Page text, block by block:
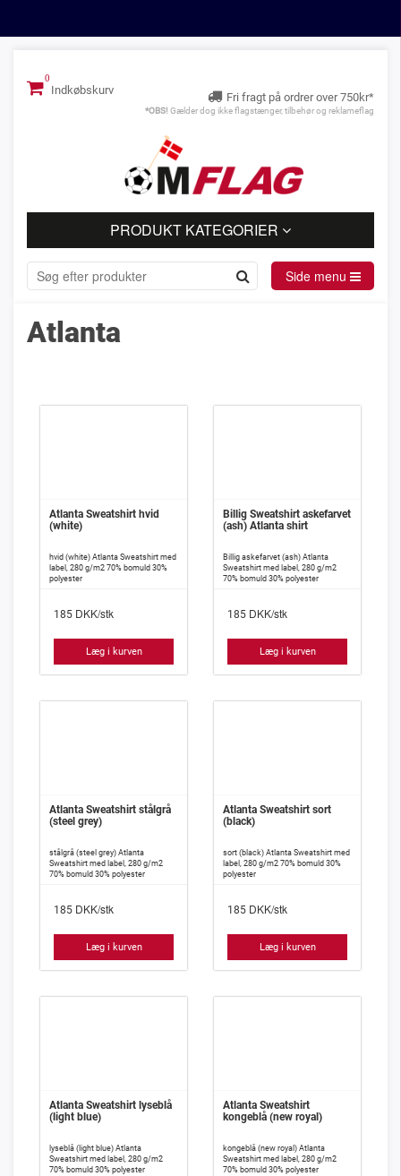
Indkøbskurv
Fri fragt på ordrer over 750kr*
*OBS! Gælder dog ikke flagstænger, tilbehør og reklameflag
PRODUKT KATEGORIER
Side menu
Atlanta
Atlanta Sweatshirt hvid
(white)
hvid (white) Atlanta Sweatshirt med
label, 280 g/m2 70% bomuld 30%
polyester
185 DKK/stk
Læg i kurven
Billig Sweatshirt askefarvet
(ash) Atlanta shirt
Billig askefarvet (ash) Atlanta
Sweatshirt med label, 280 g/m2
70% bomuld 30% polyester
185 DKK/stk
Læg i kurven
Atlanta Sweatshirt stålgrå
(steel grey)
stålgrå (steel grey) Atlanta
Sweatshirt med label, 280 g/m2
70% bomuld 30% polyester
185 DKK/stk
Læg i kurven
Atlanta Sweatshirt sort
(black)
sort (black) Atlanta Sweatshirt med
label, 280 g/m2 70% bomuld 30%
polyester
185 DKK/stk
Læg i kurven
Atlanta Sweatshirt lyseblå
(light blue)
lyseblå (light blue) Atlanta
Sweatshirt med label, 280 g/m2
70% bomuld 30% polyester
Atlanta Sweatshirt
kongeblå (new royal)
kongeblå (new royal) Atlanta
Sweatshirt med label, 280 g/m2
70% bomuld 30% polyester